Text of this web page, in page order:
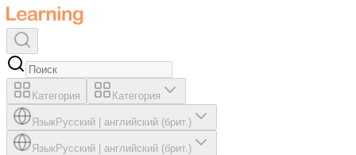
Категория Категория
ЯзыкРусский английский (брит.)
ЯзыкРусский английский (брит.)